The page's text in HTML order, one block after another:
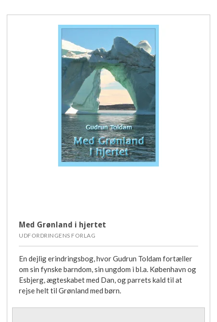
Med Grønland i hjertet
UDFORDRINGENS FORLAG
En dejlig erindringsbog, hvor Gudrun Toldam fortæller
om sin fynske barndom, sin ungdom i bl.a. København og
Esbjerg, ægteskabet med Dan, og parrets kald til at
rejse helt til Grønland med børn.